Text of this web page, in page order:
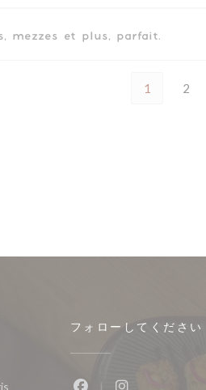
mezzes et plus, parfait.
1 2
((新しいウィンドウで開きます))
フォローしてください